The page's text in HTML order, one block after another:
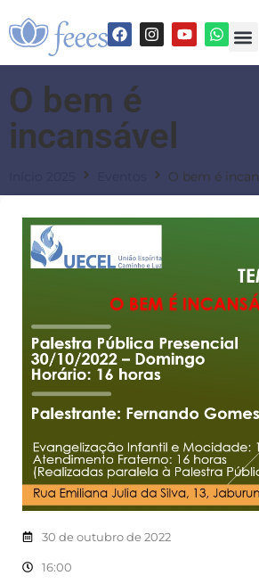
O bem é
incansável
O bem é
30 de outubro de 2022
16:00